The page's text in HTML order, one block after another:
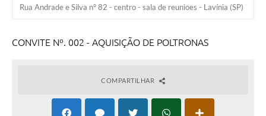
Contas Públicas
Rua Andrade e Silva n° 82 - centro - sala de reunioes - Lavínia (SP)
CONVITE Nº. 002 - AQUISIÇÃO DE POLTRONAS
COMPARTILHAR